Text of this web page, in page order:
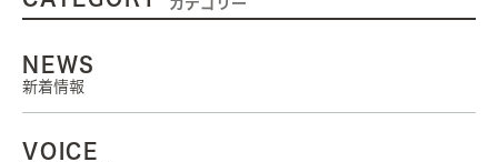
カテゴリー
NEWS
新着情報
VOICE